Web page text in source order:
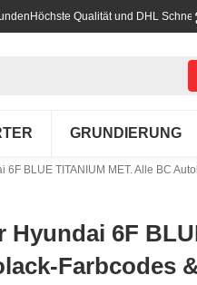
Höchste Qualität und DHL
GRUNDIERUNG
6F BLUE TITANIUM MET. Alle BC
6F
Farbcodes